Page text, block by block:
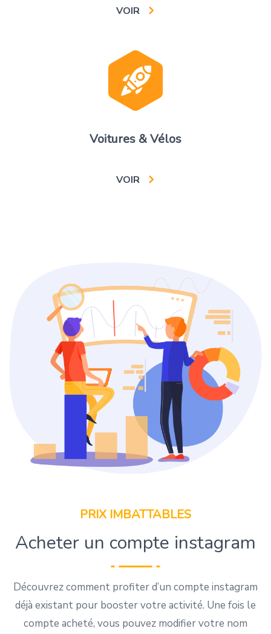
VOIR
Voitures & Vélos
VOIR
PRIX IMBATTABLES
Acheter un compte instagram
Découvrez comment profiter d’un compte instagram
déjà existant pour booster votre activité. Une fois le
compte acheté, vous pouvez modifier votre nom